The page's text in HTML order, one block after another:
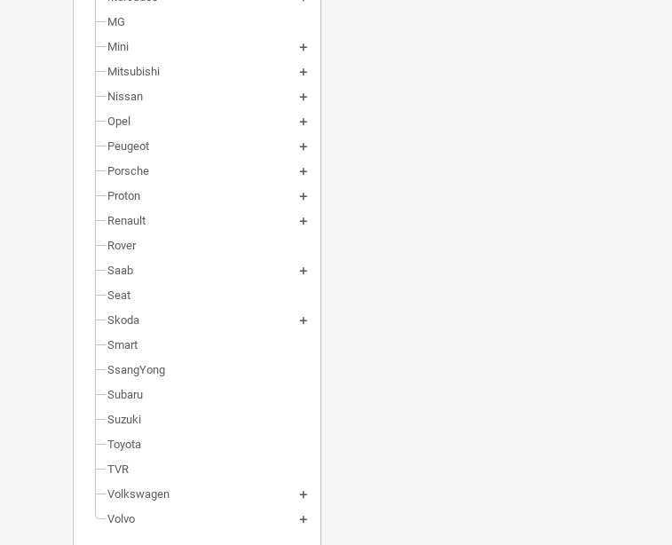
MG
Mini
Mitsubishi
Nissan
Opel
Peugeot
Porsche
Proton
Renault
Rover
Saab
Seat
Skoda
Smart
SsangYong
Subaru
Suzuki
Toyota
TVR
Volkswagen
Volvo